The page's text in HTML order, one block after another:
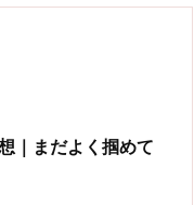
｜まだよく掴めて